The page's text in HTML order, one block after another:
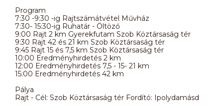
Program
7:30 -9:30 -ig Rajtszámátvétel Művház
7:30- 15:30-ig Ruhatár - Öltöző
9:00 Rajt 2 km Gyerekfutam Szob Köztársaság tér
9:30 Rajt 42 és 21 km Szob Köztársaság tér
9:45 Rajt 15 és 7,5 km Szob Köztársaság tér
10:00 Eredményhirdetés 2 km
12:00 Eredményhirdetés 7,5 - 15- 21 km
15:00 Eredményhirdetés 42 km
Pálya
Rajt - Cél: Szob Köztársaság tér Fordító: Ipolydamásd